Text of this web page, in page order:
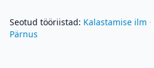
Seotud tööriistad: Kalastamise ilm ·
Pärnus